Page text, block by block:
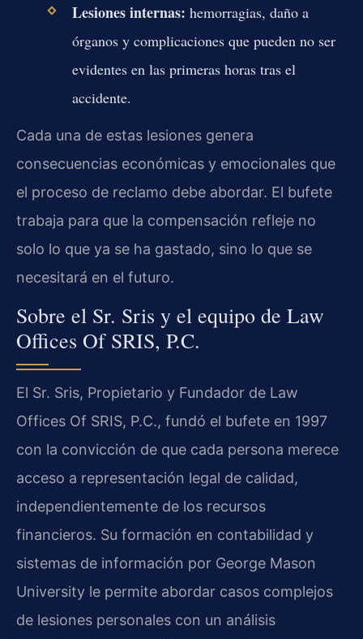
Lesiones internas: hemorragias, daño a
órganos y complicaciones que pueden no ser
evidentes en las primeras horas tras el
accidente.
Cada una de estas lesiones genera
consecuencias económicas y emocionales que
el proceso de reclamo debe abordar. El bufete
trabaja para que la compensación refleje no
solo lo que ya se ha gastado, sino lo que se
necesitará en el futuro.
Sobre el Sr. Sris y el equipo de Law
Offices Of SRIS, P.C.
El Sr. Sris, Propietario y Fundador de Law
Offices Of SRIS, P.C., fundó el bufete en 1997
con la convicción de que cada persona merece
acceso a representación legal de calidad,
independientemente de los recursos
financieros. Su formación en contabilidad y
sistemas de información por George Mason
University le permite abordar casos complejos
de lesiones personales con un análisis